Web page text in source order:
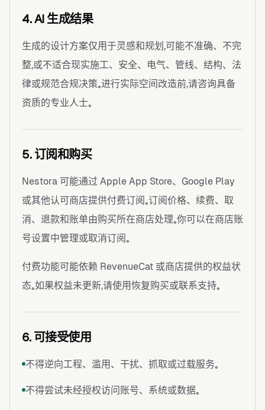
4. AI 生成结果
生成的设计方案仅用于灵感和规划，可能不准确、不完
整，或不适合现实施工、安全、电气、管线、结构、法
律或规范合规决策。进行实际空间改造前，请咨询具备
资质的专业人士。
5. 订阅和购买
Nestora 可能通过 Apple App Store、Google Play
或其他认可商店提供付费订阅。订阅价格、续费、取
消、退款和账单由购买所在商店处理。你可以在商店账
号设置中管理或取消订阅。
付费功能可能依赖 RevenueCat 或商店提供的权益状
态。如果权益未更新，请使用恢复购买或联系支持。
6. 可接受使用
不得逆向工程、滥用、干扰、抓取或过载服务。
不得尝试未经授权访问账号、系统或数据。